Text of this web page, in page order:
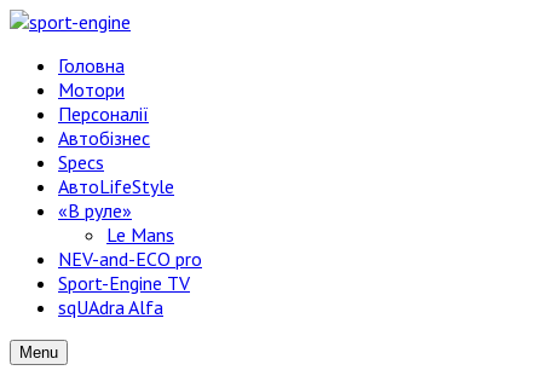
Головна
Мотори
Персоналії
Автобізнес
Specs
АвтоLifeStyle
«В руле»
Le Mans
NEV-and-ECO pro
Sport-Engine TV
sqUAdra Alfa
Menu